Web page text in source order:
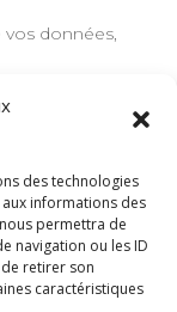
des technologies
informations des
permettra de
navigation ou les ID
retirer son
caractéristiques
vos données,